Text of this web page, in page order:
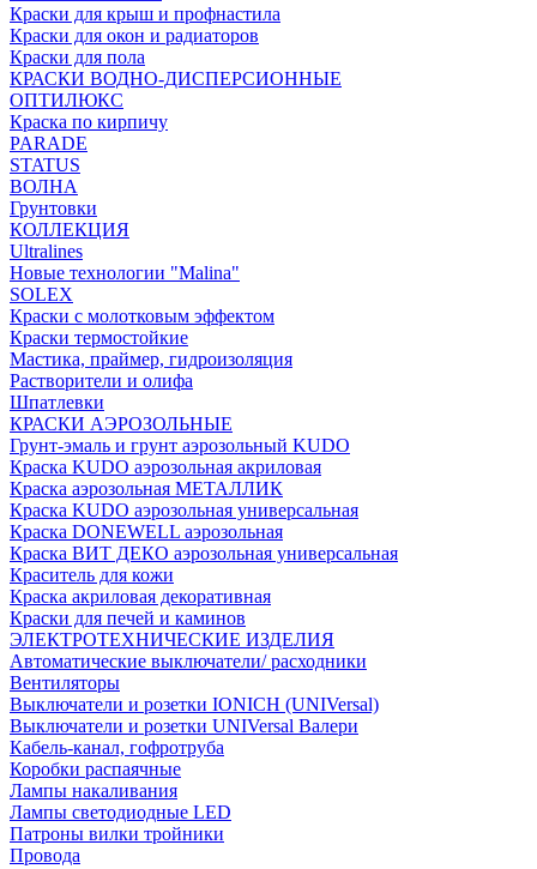
Краски для крыш и профнастила
Краски для окон и радиаторов
Краски для пола
КРАСКИ ВОДНО-ДИСПЕРСИОННЫЕ
ОПТИЛЮКС
Краска по кирпичу
PARADE
STATUS
ВОЛНА
Грунтовки
КОЛЛЕКЦИЯ
Ultralines
Новые технологии "Malina"
SOLEX
Краски с молотковым эффектом
Краски термостойкие
Мастика, праймер, гидроизоляция
Растворители и олифа
Шпатлевки
КРАСКИ АЭРОЗОЛЬНЫЕ
Грунт-эмаль и грунт аэрозольный KUDO
Краска KUDO аэрозольная акриловая
Краска аэрозольная МЕТАЛЛИК
Краска KUDO аэрозольная универсальная
Краска DONEWELL аэрозольная
Краска ВИТ ДЕКО аэрозольная универсальная
Краситель для кожи
Краска акриловая декоративная
Краски для печей и каминов
ЭЛЕКТРОТЕХНИЧЕСКИЕ ИЗДЕЛИЯ
Автоматические выключатели/ расходники
Вентиляторы
Выключатели и розетки IONICH (UNIVersal)
Выключатели и розетки UNIVersal Валери
Кабель-канал, гофротруба
Коробки распаячные
Лампы накаливания
Лампы светодиодные LED
Патроны вилки тройники
Провода